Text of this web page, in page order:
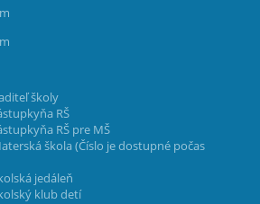
školy
RŠ
RŠ pre MŠ
škola (Číslo je dostupné počas
jedáleň
klub detí